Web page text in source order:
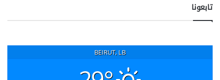
تابعونا
BEIRUT, LB